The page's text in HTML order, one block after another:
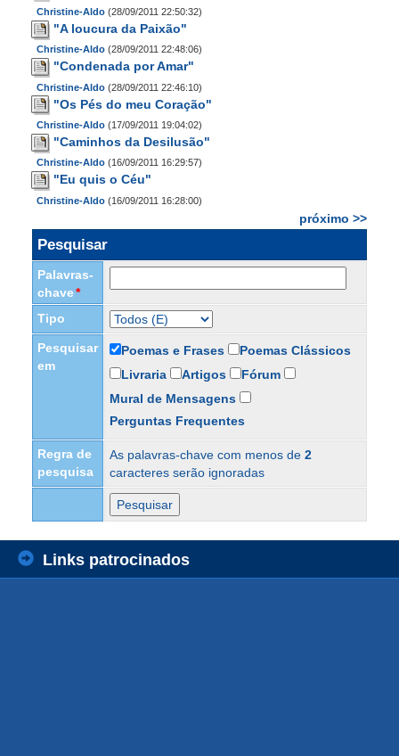
Christine-Aldo (28/09/2011 22:50:32)
"A loucura da Paixão"
Christine-Aldo (28/09/2011 22:48:06)
"Condenada por Amar"
Christine-Aldo (28/09/2011 22:46:10)
"Os Pés do meu Coração"
Christine-Aldo (17/09/2011 19:04:02)
"Caminhos da Desilusão"
Christine-Aldo (16/09/2011 16:29:57)
"Eu quis o Céu"
Christine-Aldo (16/09/2011 16:28:00)
próximo >>
Pesquisar
Palavras-
chave*
Tipo
Pesquisar
em
Poemas e Frases
Poemas Clássicos
Livraria
Artigos
Fórum
Mural de Mensagens
Perguntas Frequentes
Regra de
pesquisa
As palavras-chave com menos de 2
caracteres serão ignoradas
Links patrocinados